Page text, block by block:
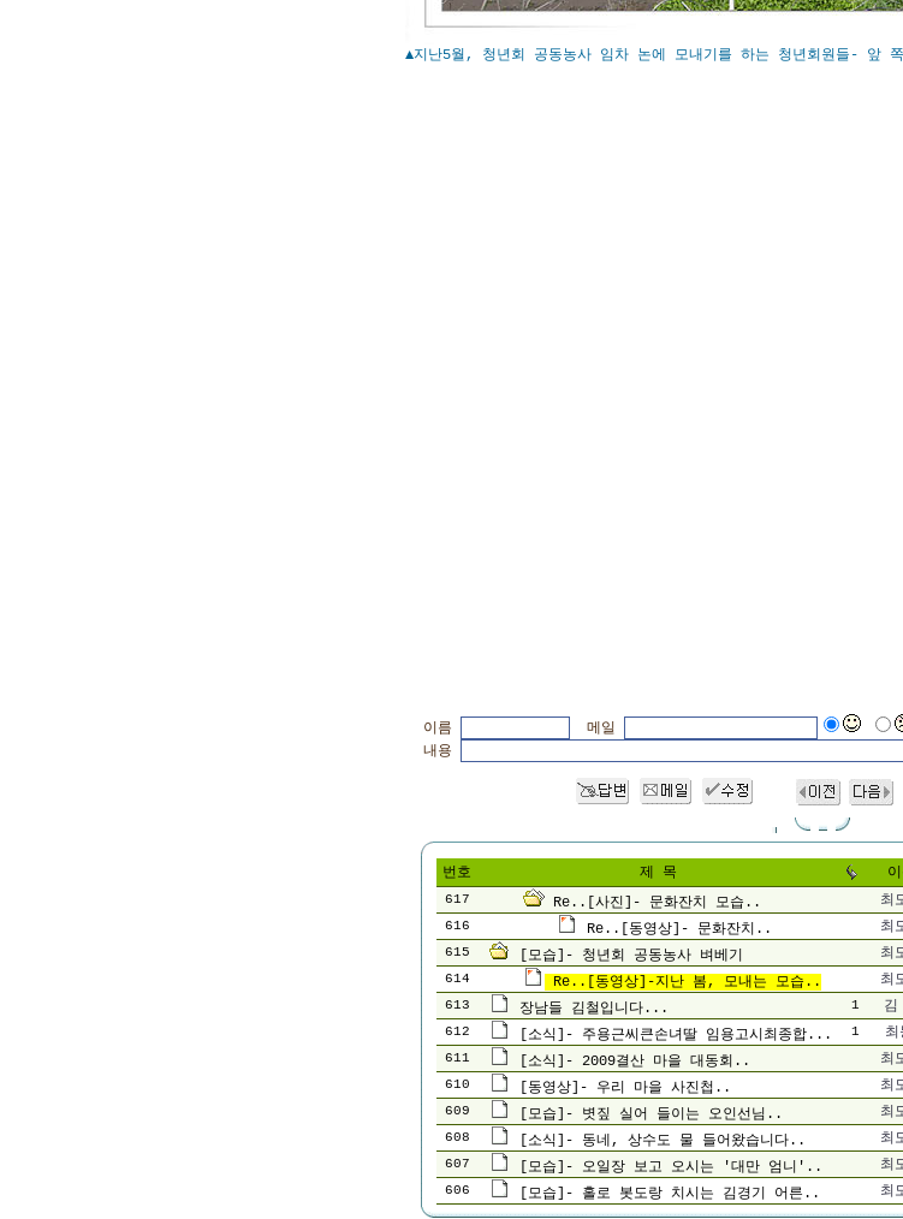
▲지난5월, 청년회 공동농사 임차 논에 모내기를 하는 청년회원들- 앞
이름 메일
내용
번호 제 목
617 Re..[사진]- 문화잔치 모습.. 최
616
Re..[동영상]- 문화잔치.. 최
615
[모습]- 청년회 공동농사 벼베기 최
614
Re..[동영상]-지난 봄, 모내는 모습.. 최
613
장남들 김철입니다... 1 김
612
[소식]- 주용근씨큰손녀딸 임용고시최종합... 1 최
611
[소식]- 2009결산 마을 대동회.. 최
610
[동영상]- 우리 마을 사진첩.. 최
609
[모습]- 볏짚 실어 들이는 오인선님.. 최
608
[소식]- 동네, 상수도 물 들어왔습니다.. 최
607
[모습]- 오일장 보고 오시는 '대만 엄니'.. 최
606
[모습]- 홀로 봇도랑 치시는 김경기 어른.. 최